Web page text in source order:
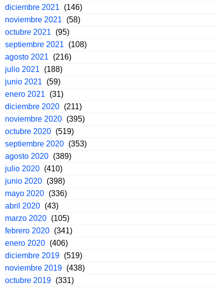
diciembre 2021
(146)
noviembre 2021
(58)
octubre 2021
(95)
septiembre 2021
(108)
agosto 2021
(216)
julio 2021
(188)
junio 2021
(59)
enero 2021
(31)
diciembre 2020 (211)
noviembre 2020 (395)
octubre 2020 (519)
septiembre 2020 (353)
agosto 2020 (389)
julio 2020 (410)
junio 2020 (398)
mayo 2020 (336)
abril 2020 (43)
marzo 2020 (105)
febrero 2020 (341)
enero 2020 (406)
diciembre 2019 (519)
noviembre 2019 (438)
octubre 2019 (331)